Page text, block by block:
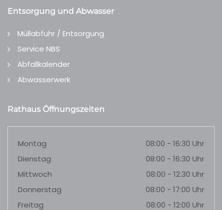
Entsorgung und Abwasser
Müllabfuhr / Entsorgung
Service NBS
Abfallkalender
Abwasserwerk
Rathaus Öffnungszeiten
Montag
08:00 - 16:30 Uhr
Dienstag
08:00 - 16:30 Uhr
Mittwoch
08:00 - 12:30 Uhr
Donnerstag
08:00 - 17:00 Uhr
Freitag
08:00 - 12:00 Uhr